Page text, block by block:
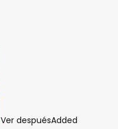
Ver despuésAdded